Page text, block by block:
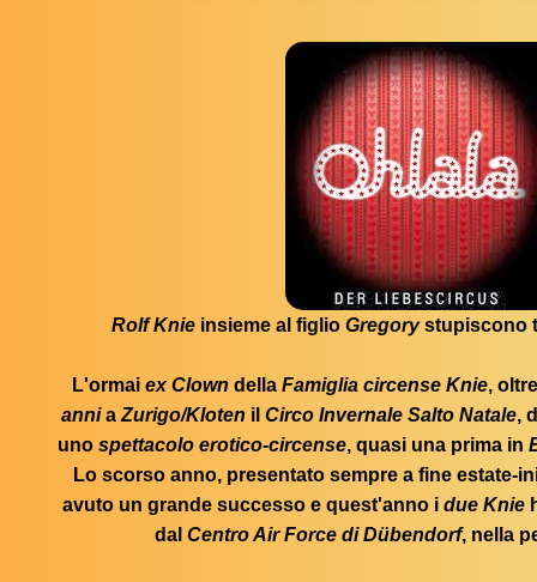
Rolf Knieinsieme al figlio Gregorystupiscono
L'ormaiex Clown dellaFamiglia circense Knie,
annia Zurigo/Kloten il Circo Invernale Salto Natale,
unospettacolo erotico-circense, quasi una prima in
Lo scorso anno, presentato sempre a fine estate-
avuto un grande successo e quest'anno idue Knie
dalCentro Air Force di Dübendorf, nella